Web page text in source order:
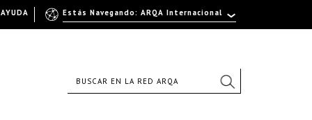
Estás Navegando: ARQA Internacional
AYUDA